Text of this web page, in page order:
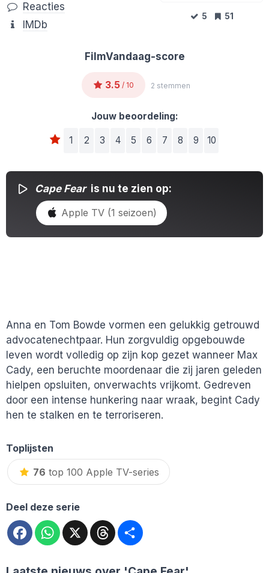
5 51
Reacties
IMDb
FilmVandaag-score
3.5/ 10 2 stemmen
Jouw beoordeling:
1 2 3 4 5 6 7 8 9 10
Cape Fear is nu te zien op:
Apple TV (1 seizoen)
Anna en Tom Bowde vormen een gelukkig getrouwd
advocatenechtpaar. Hun zorgvuldig opgebouwde
leven wordt volledig op zijn kop gezet wanneer Max
Cady, een beruchte moordenaar die zij jaren geleden
hielpen opsluiten, onverwachts vrijkomt. Gedreven
door een intense hunkering naar wraak, begint Cady
hen te stalken en te terroriseren.
Toplijsten
76 top 100 Apple TV-series
Deel deze serie
FacebookWhatsApp
X Threads